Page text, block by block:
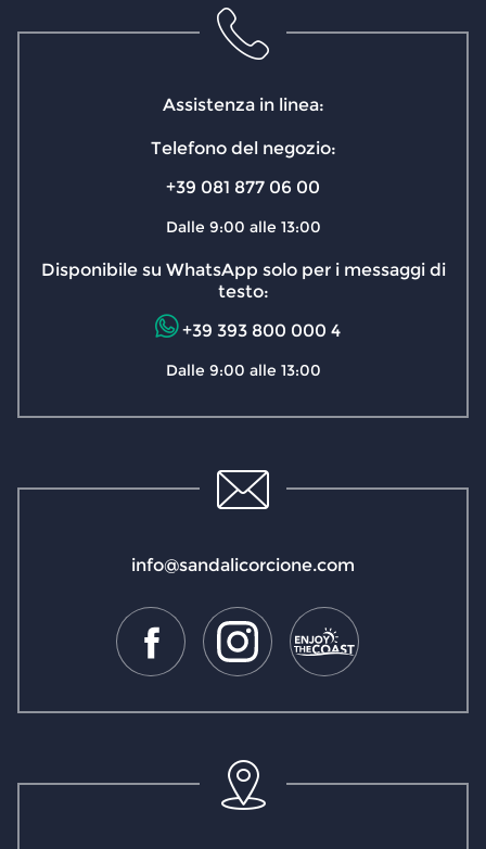
info@sandalicorcione.com
Assistenza in linea:
Telefono del negozio:
+39 081 877 06 00
Dalle 9:00 alle 13:00
Disponibile su WhatsApp solo per i messaggi di
testo:
+39 393 800 000 4
Dalle 9:00 alle 13:00